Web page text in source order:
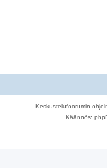
Keskustelufoorumin
Käännös: